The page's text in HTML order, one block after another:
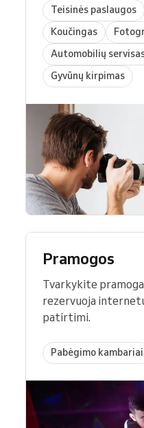
Teisinės paslaugos
Koučingas
Automobilių
Gyvūnų kirpimas
Pramogos
Tvarkykite
rezervuoja
patirtimi.
Pabėgimo kambariai